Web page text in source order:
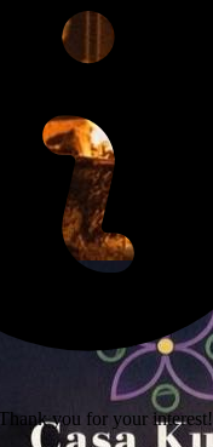
Thank you for your interest!